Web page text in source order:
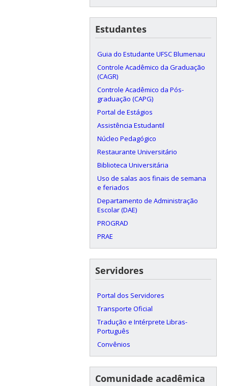
Estudantes
Guia do Estudante UFSC Blumenau
Controle Acadêmico da Graduação
(CAGR)
Controle Acadêmico da Pós-
graduação (CAPG)
Portal de Estágios
Assistência Estudantil
Núcleo Pedagógico
Restaurante Universitário
Biblioteca Universitária
Uso de salas aos finais de semana
e feriados
Departamento de Administração
Escolar (DAE)
PROGRAD
PRAE
Servidores
Portal dos Servidores
Transporte Oficial
Tradução e Intérprete Libras-
Português
Convênios
Comunidade acadêmica